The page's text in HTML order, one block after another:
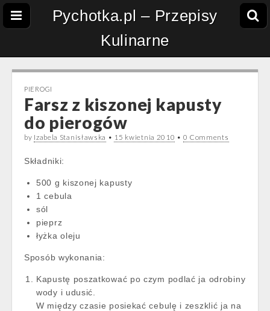
Pychotka.pl – Przepisy
Kulinarne
PIEROGI
Farsz z kiszonej kapusty
do pierogów
by Izabela Stanisławska • 15 kwietnia 2010 • 0 Comments
Składniki:
500 g kiszonej kapusty
1 cebula
sól
pieprz
łyżka oleju
Sposób wykonania:
Kapustę poszatkować po czym podlać ja odrobiny
wody i udusić.
W między czasie posiekać cebulę i zeszklić ja na